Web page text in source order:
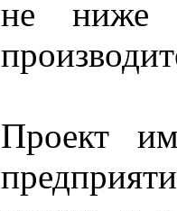
не ниже
Проект